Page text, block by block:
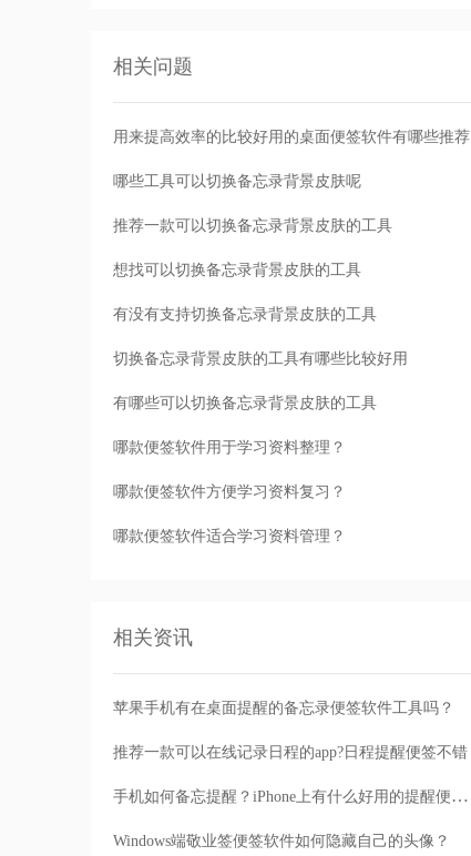
相关问题
用来提高效率的比较好用的桌面便签软件有哪些推荐
哪些工具可以切换备忘录背景皮肤呢
推荐一款可以切换备忘录背景皮肤的工具
想找可以切换备忘录背景皮肤的工具
有没有支持切换备忘录背景皮肤的工具
切换备忘录背景皮肤的工具有哪些比较好用
有哪些可以切换备忘录背景皮肤的工具
哪款便签软件用于学习资料整理？
哪款便签软件方便学习资料复习？
哪款便签软件适合学习资料管理？
相关资讯
苹果手机有在桌面提醒的备忘录便签软件工具吗？
推荐一款可以在线记录日程的app?日程提醒便签不错
手机如何备忘提醒？iPhone上有什么好用的提醒便签工具吗
Windows端敬业签便签软件如何隐藏自己的头像？